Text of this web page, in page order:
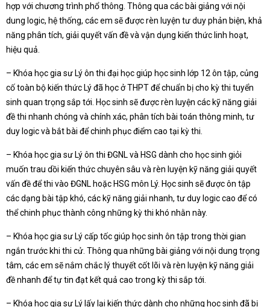
hợp với chương trình phổ thông. Thông qua các bài giảng với nội
dung logic, hệ thống, các em sẽ được rèn luyện tư duy phản biện, khả
năng phân tích, giải quyết vấn đề và vận dụng kiến thức linh hoạt,
hiệu quả.
– Khóa học gia sư Lý ôn thi đại học giúp học sinh lớp 12 ôn tập, củng
cố toàn bộ kiến thức Lý đã học ở THPT để chuẩn bị cho kỳ thi tuyển
sinh quan trọng sắp tới. Học sinh sẽ được rèn luyện các kỹ năng giải
đề thi nhanh chóng và chính xác, phân tích bài toán thông minh, tư
duy logic và bắt bài để chinh phục điểm cao tại kỳ thi.
– Khóa học gia sư Lý ôn thi ĐGNL và HSG dành cho học sinh giỏi
muốn trau dồi kiến thức chuyên sâu và rèn luyện kỹ năng giải quyết
vấn đề để thi vào ĐGNL hoặc HSG môn Lý. Học sinh sẽ được ôn tập
các dạng bài tập khó, các kỹ năng giải nhanh, tư duy logic cao để có
thể chinh phục thành công những kỳ thi khó nhằn này.
– Khóa học gia sư Lý cấp tốc giúp học sinh ôn tập trong thời gian
ngắn trước khi thi cử. Thông qua những bài giảng với nội dung trọng
tâm, các em sẽ nắm chắc lý thuyết cốt lõi và rèn luyện kỹ năng giải
đề nhanh để tự tin đạt kết quả cao trong kỳ thi sắp tới.
– Khóa học gia sư Lý lấy lại kiến thức dành cho những học sinh đã bị